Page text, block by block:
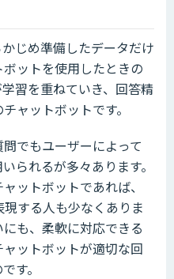
じめ準備したデータだけ
ットを使用したときの
習を重ねていき、回答精
ャットボットです。
でもユーザーによって
られるが多々あります。
ットボットであれば、
現する人も少なくありま
も、柔軟に対応できる
ットボットが適切な回
す。